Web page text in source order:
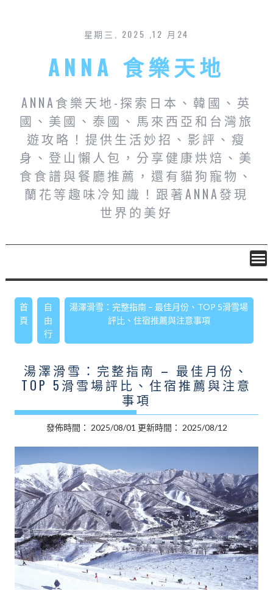
星期三, 2025 ,12 月24
ANNA 食樂天地
ANNA食樂天地-探索日本、韓國、英
國、美國、泰國、馬來西亞和台灣旅
遊攻略！提供生活妙招、影評、瘦
身、登山懶人包，分享健康烘焙、美
食食譜與餐廳推薦，還有貓狗寵物、
蘭花等趣味冷知識！跟著ANNA發現
世界的美好
首
頁
自
由
行
湯澤滑雪：完整指南 – 最佳月份、TOP 5滑雪場
評比、住宿推薦與注意事項
湯澤滑雪：完整指南 – 最佳月份、
TOP 5滑雪場評比、住宿推薦與注意
事項
發佈時間： 2025/08/01 更新時間： 2025/08/12